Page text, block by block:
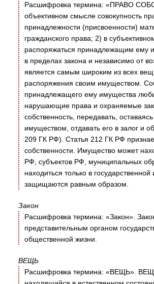
Расшифровка термина: «ПРАВО
объективном смысле совокупность
принадлежности (присвоенности)
гражданского права; 2) в
распоряжаться принадлежащим ему
в пределах закона и независимо от
является самым широким из всех
распоряжения своим имуществом.
принадлежащего ему имущества
нарушающие права и охраняемые
собственность, передавать,
имуществом, отдавать его в залог и
209 ГК РФ). Статья 212 ГК РФ
собственности. Имущество может
РФ, субъектов РФ, муниципальных
находиться только в
защищаются равным образом.
Закон
Расшифровка термина: «Закон».
представительным органом
общественной жизни.
ВЕЩЬ
Расшифровка термина: «ВЕЩЬ».